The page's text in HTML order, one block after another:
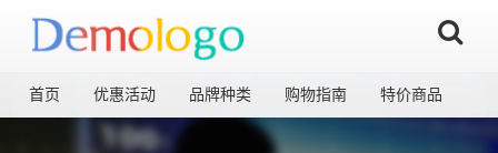
首页 优惠活动 品牌种类 购物指南 特价商品